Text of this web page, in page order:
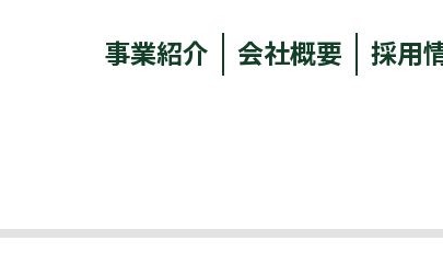
事業紹介 会社概要 採用